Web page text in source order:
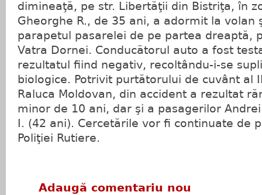
dimineaţă, pe str. Libertăţii din Bistriţa, în
Gheorghe R., de 35 ani, a adormit la
parapetul pasarelei de pe partea dreaptă,
Vatra Dornei. Conducătorul auto a fost
rezultatul fiind negativ, recoltându-i-se
biologice. Potrivit purtătorului de cuvânt al
Raluca Moldovan, din accident a rezultat
minor de 10 ani, dar şi a pasagerilor
I. (42 ani). Cercetările vor fi continuate de
Poliţiei Rutiere.
Adaugă comentariu nou